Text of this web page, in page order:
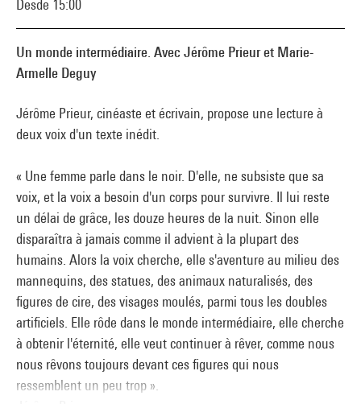
Un monde intermédiaire. Avec Jérôme Prieur et Marie-
Armelle Deguy
Jérôme Prieur, cinéaste et écrivain, propose une lecture à
deux voix d'un texte inédit.
« Une femme parle dans le noir. D'elle, ne subsiste que sa
voix, et la voix a besoin d'un corps pour survivre. Il lui reste
un délai de grâce, les douze heures de la nuit. Sinon elle
disparaîtra à jamais comme il advient à la plupart des
humains. Alors la voix cherche, elle s'aventure au milieu des
mannequins, des statues, des animaux naturalisés, des
figures de cire, des visages moulés, parmi tous les doubles
artificiels. Elle rôde dans le monde intermédiaire, elle cherche
à obtenir l'éternité, elle veut continuer à rêver, comme nous
nous rêvons toujours devant ces figures qui nous
ressemblent un peu trop ».
Desde 15:00